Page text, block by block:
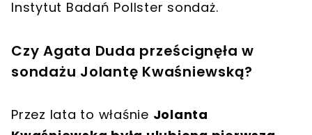
Instytut Badań Pollster sondaż.
Czy Agata Duda prześcignęła w
sondażu Jolantę Kwaśniewską?
Przez lata to właśnie Jolanta